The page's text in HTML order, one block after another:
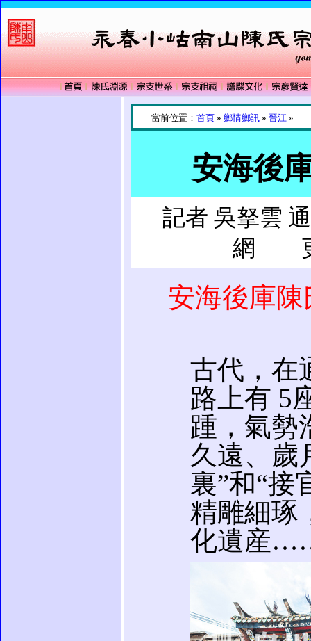
當前位置：首頁 » 鄉情鄉訊 » 晉江 »
安海後
記者 吳拏雲
網 更
安海後庫陳
古代，在
路上有 5
踵，氣勢
久遠、歲
裏”和“接
精雕細琢
化遺産